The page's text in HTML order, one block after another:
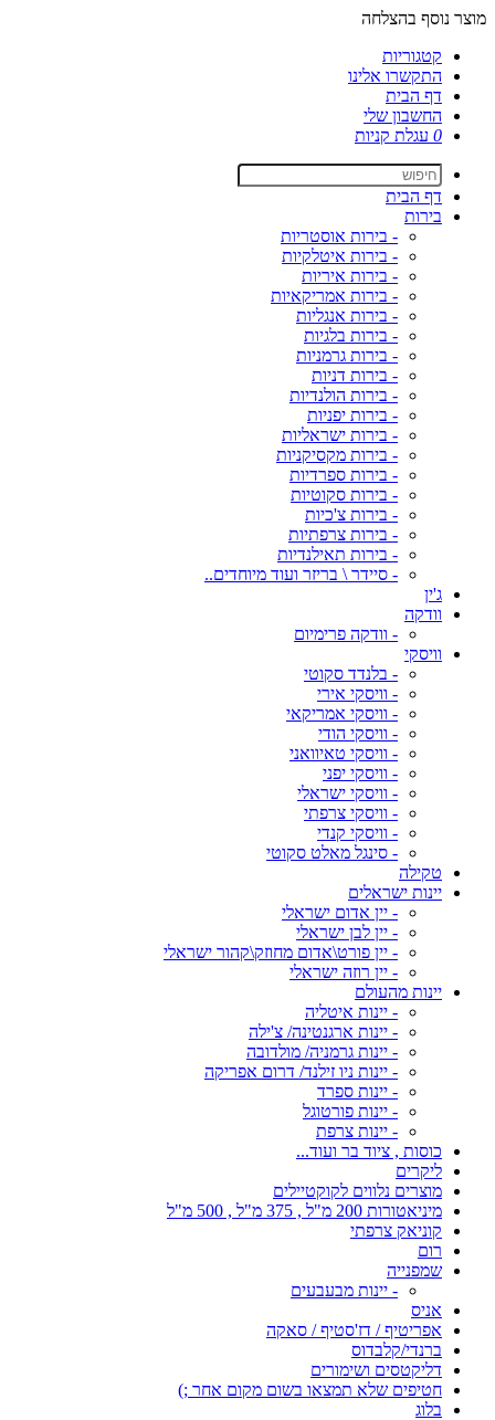
מוצר נוסף בהצלחה
קטגוריות
התקשרו אלינו
דף הבית
החשבון שלי
0 עגלת קניות
דף הבית
בירות
- בירות אוסטריות
- בירות איטלקיות
- בירות איריות
- בירות אמריקאיות
- בירות אנגליות
- בירות בלגיות
- בירות גרמניות
- בירות דניות
- בירות הולנדיות
- בירות יפניות
- בירות ישראליות
- בירות מקסיקניות
- בירות ספרדיות
- בירות סקוטיות
- בירות צ'כיות
- בירות צרפתיות
- בירות תאילנדיות
- סיידר \ בריזר ועוד מיוחדים..
ג'ין
וודקה
- וודקה פרימיום
וויסקי
- בלנדד סקוטי
- וויסקי אירי
- וויסקי אמריקאי
- וויסקי הודי
- וויסקי טאיוואני
- וויסקי יפני
- וויסקי ישראלי
- וויסקי צרפתי
- וויסקי קנדי
- סינגל מאלט סקוטי
טקילה
יינות ישראלים
- יין אדום ישראלי
- יין לבן ישראלי
- יין פורט\אדום מחוזק\קהור ישראלי
- יין רוזה ישראלי
יינות מהעולם
- יינות איטליה
- יינות ארגנטינה/ צ'ילה
- יינות גרמניה/ מולדובה
- יינות ניו זילנד/ דרום אפריקה
- יינות ספרד
- יינות פורטוגל
- יינות צרפת
כוסות , ציוד בר ועוד...
ליקרים
מוצרים נלווים לקוקטיילים
מיניאטורות 200 מ"ל , 375 מ"ל , 500 מ"ל
קוניאק צרפתי
רום
שמפנייה
- יינות מבעבעים
אניס
אפריטיף / דז'סטיף / סאקה
ברנדי/קלבדוס
דליקטסים ושימורים
חטיפים שלא תמצאו בשום מקום אחר ;)
בלוג